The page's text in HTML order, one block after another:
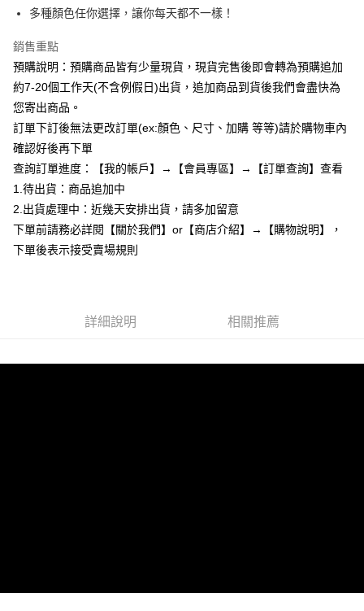
Google Pay
全支付
【關於「AFTEE先享後付」】
AFTEE先享後付是「在收到商品之後才付款」的支付方式。 讓您購物簡單
便利好安心！
１．簡單：不需註冊會員、不需綁卡、不需儲值。
２．便利：只要手機號碼，簡訊認證，即可結帳。
３．安心：先確認商品／服務後，再付款。
１．於結帳方式選擇「AFTEE先享後付」後，將跳轉至「AFTEE先享後付」
結帳頁面，進行簡訊認證並確認金額後，即可完成結帳。
購買商品的店家。未經商家同意取消之訂單仍視為有效，需透過AFTEE先享
是否繳費成功／繳費後需取消欲退款等相關疑問，請聯繫「AFTEE先享後付
ATM付款
運送方式
全家付款取貨
每筆NT$85，滿NT$799(含以上)免運費
付款後全家取貨
每筆NT$85，滿NT$799(含以上)免運費
多種顏色任你選擇，讓你每天都不一樣！
銷售重點
預購說明：預購商品皆有少量現貨，現貨完售後即會轉為預購追加
約7-20個工作天(不含例假日)出貨，追加商品到貨後我們會盡快為
您寄出商品。
訂單下訂後無法更改訂單(ex:顏色、尺寸、加購 等等)請於購物車內
確認好後再下單
查詢訂單進度：【我的帳戶】→【會員專區】→【訂單查詢】查看
1.待出貨：商品追加中
2.出貨處理中：近幾天安排出貨，請多加留意
下單前請務必詳閱【關於我們】or【商店介紹】→【購物說明】，
下單後表示接受賣場規則
詳細說明 相關推薦